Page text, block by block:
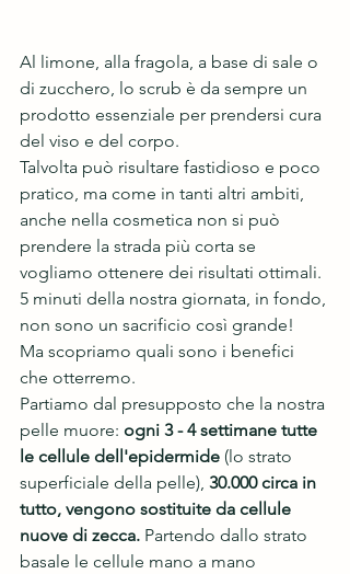
Al limone, alla fragola, a base di sale o
di zucchero, lo scrub è da sempre un
prodotto essenziale per prendersi cura
del viso e del corpo.
Talvolta può risultare fastidioso e poco
pratico, ma come in tanti altri ambiti,
anche nella cosmetica non si può
prendere la strada più corta se
vogliamo ottenere dei risultati ottimali.
5 minuti della nostra giornata, in fondo,
non sono un sacrificio così grande!
Ma scopriamo quali sono i benefici
che otterremo.
Partiamo dal presupposto che la nostra
pelle muore: ogni 3 - 4 settimane tutte
le cellule dell'epidermide (lo strato
superficiale della pelle), 30.000 circa in
tutto, vengono sostituite da cellule
nuove di zecca. Partendo dallo strato
basale le cellule mano a mano